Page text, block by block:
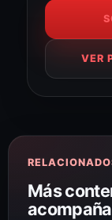
VER
Más